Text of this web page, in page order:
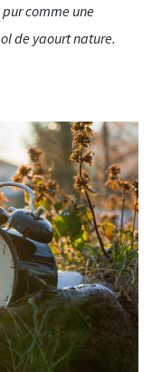
comme une
de yaourt nature.